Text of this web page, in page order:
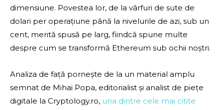
dimensiune. Povestea lor, de la vârfuri de sute de
dolari per operațiune până la nivelurile de azi, sub un
cent, merită spusă pe larg, fiindcă spune multe
despre cum se transformă Ethereum sub ochii noștri.
Analiza de față pornește de la un material amplu
semnat de Mihai Popa, editorialist și analist de piețe
digitale la Cryptology.ro, una dintre cele mai citite